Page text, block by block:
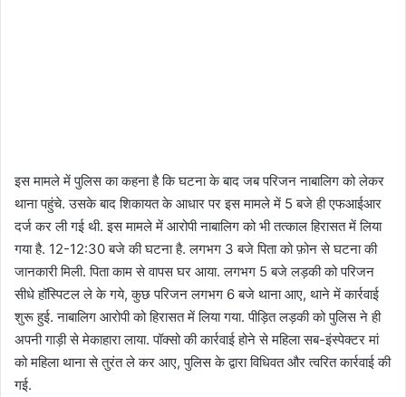
इस मामले में पुलिस का कहना है कि घटना के बाद जब परिजन नाबालिग को लेकर
थाना पहुंचे. उसके बाद शिकायत के आधार पर इस मामले में 5 बजे ही एफआईआर
दर्ज कर ली गई थी. इस मामले में आरोपी नाबालिग को भी तत्काल हिरासत में लिया
गया है. 12-12:30 बजे की घटना है. लगभग 3 बजे पिता को फ़ोन से घटना की
जानकारी मिली. पिता काम से वापस घर आया. लगभग 5 बजे लड़की को परिजन
सीधे हॉस्पिटल ले के गये, कुछ परिजन लगभग 6 बजे थाना आए, थाने में कार्रवाई
शुरू हुई. नाबालिग आरोपी को हिरासत में लिया गया. पीड़ित लड़की को पुलिस ने ही
अपनी गाड़ी से मेकाहारा लाया. पॉक्सो की कार्रवाई होने से महिला सब-इंस्पेक्टर मां
को महिला थाना से तुरंत ले कर आए, पुलिस के द्वारा विधिवत और त्वरित कार्रवाई की
गई.